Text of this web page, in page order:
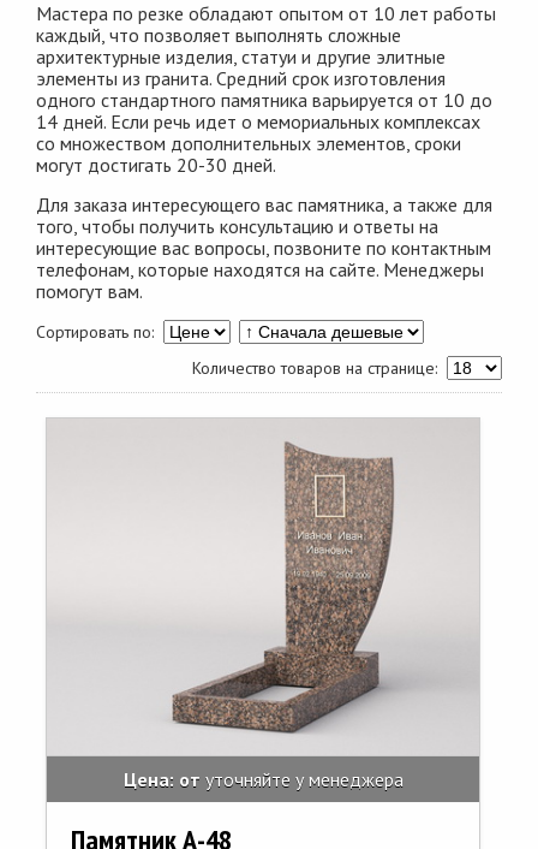
Мастера по резке обладают опытом от 10 лет работы
каждый, что позволяет выполнять сложные
архитектурные изделия, статуи и другие элитные
элементы из гранита. Средний срок изготовления
одного стандартного памятника варьируется от 10 до
14 дней. Если речь идет о мемориальных комплексах
со множеством дополнительных элементов, сроки
могут достигать 20-30 дней.
Для заказа интересующего вас памятника, а также для
того, чтобы получить консультацию и ответы на
интересующие вас вопросы, позвоните по контактным
телефонам, которые находятся на сайте. Менеджеры
помогут вам.
Сортировать по:
Количество товаров на странице:
Цена: от уточняйте у менеджера
Памятник А-48